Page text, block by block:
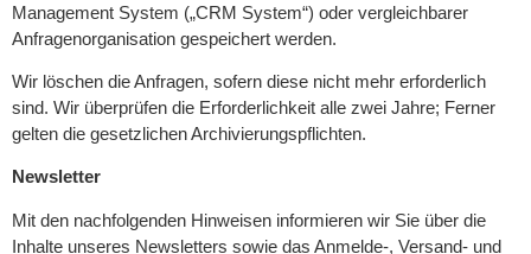
Management System („CRM System“) oder vergleichbarer
Anfragenorganisation gespeichert werden.
Wir löschen die Anfragen, sofern diese nicht mehr erforderlich
sind. Wir überprüfen die Erforderlichkeit alle zwei Jahre; Ferner
gelten die gesetzlichen Archivierungspflichten.
Newsletter
Mit den nachfolgenden Hinweisen informieren wir Sie über die
Inhalte unseres Newsletters sowie das Anmelde-, Versand- und